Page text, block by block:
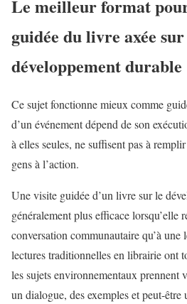
Le meilleur format
guidée du livre axée
développement durable
Ce sujet fonctionne mieux comme
d’un événement dépend de son
à elles seules, ne suffisent pas à
gens à l’action.
Une visite guidée d’un livre sur le
généralement plus efficace lorsqu’elle
conversation communautaire qu’à
lectures traditionnelles en librairie ont
les sujets environnementaux prennent
un dialogue, des exemples et peut-